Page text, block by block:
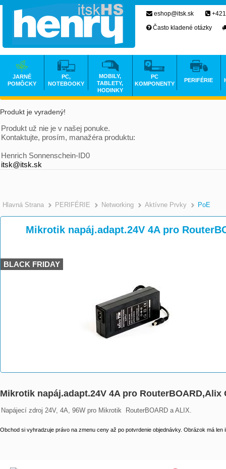
Produkt je vyradený!
Produkt už nie je v našej ponuke.
Kontaktujte, prosím, manažéra produktu:
Henrich Sonnenschein-ID0
itsk@itsk.sk
Hlavná Strana >
PERIFÉRIE >
Networking >
Aktívne Prvky PoE
Mikrotik napáj.adapt.24V 4A pro
BLACK FRIDAY
Mikrotik napáj.adapt.24V 4A pro RouterBOARD,Alix
Napájecí zdroj 24V, 4A, 96W pro Mikrotik  RouterBOARD a ALIX.
Obchod si vyhradzuje právo na zmenu ceny až po potvrdenie objednávky. Obrázok má len
eshop@itsk.sk
Často kladené otázky
JARNÉ
POMÔCKY
PC,
NOTEBOOKY
MOBILY,
TABLETY,
HODINKY
PC
KOMPONENTY
PERIFÉRIE